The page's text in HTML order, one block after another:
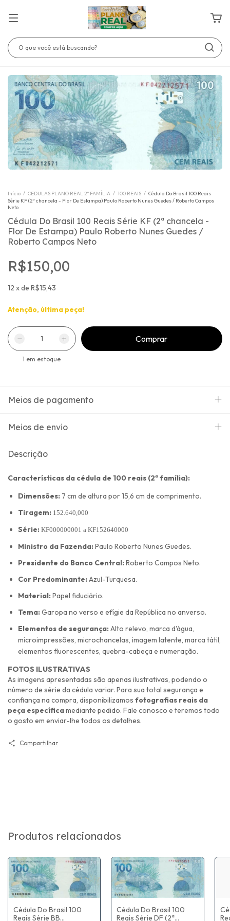
Início / CEDULAS PLANO REAL 2º FAMÍLIA / 100 REAIS / Cédula Do Brasil 100 Reais
Série KF (2ª chancela - Flor De Estampa) Paulo Roberto Nunes Guedes / Roberto Campos
Neto
Cédula Do Brasil 100 Reais Série KF (2ª chancela -
Flor De Estampa) Paulo Roberto Nunes Guedes /
Roberto Campos Neto
R$150,00
12 xde R$15,43
Atenção, última peça!
1 em estoque
Meios de pagamento
Meios de envio
Descrição
Características da cédula de 100 reais (2ª família):
Dimensões: 7 cm de altura por 15,6 cm de comprimento.
Tiragem: 152.640,000
Série: KF000000001 a KF152640000
Ministro da Fazenda:Paulo Roberto Nunes Guedes.
Presidente do Banco Central:Roberto Campos Neto.
Cor Predominante:Azul-Turquesa.
Material:Papel fiduciário.
Tema:Garopa no verso e efígie da República no anverso.
Elementos de segurança:Alto relevo, marca d'água,
microimpressões, microchancelas, imagem latente, marca tátil,
elementos fluorescentes, quebra-cabeça e numeração.
FOTOS ILUSTRATIVAS
As imagens apresentadas são apenas ilustrativas, podendo o
número de série da cédula variar. Para sua total segurança e
confiança na compra, disponibilizamos fotografias reais da
peça específicamediante pedido. Fale conosco e teremos todo
o gosto em enviar-lhe todos os detalhes.
Compartilhar
Produtos relacionados
Cédula Do Brasil 100
Reais Série BB
Cédula Do Brasil 100
Reais Série DF (2ª